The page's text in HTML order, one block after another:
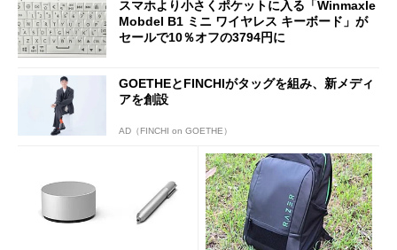
スマホより小さくポケットに入る「Winmaxle
Mobdel B1 ミニ ワイヤレス キーボード」が
セールで10％オフの3794円に
GOETHEとFINCHIがタッグを組み、新メディ
アを創設
AD（FINCHI on GOETHE）